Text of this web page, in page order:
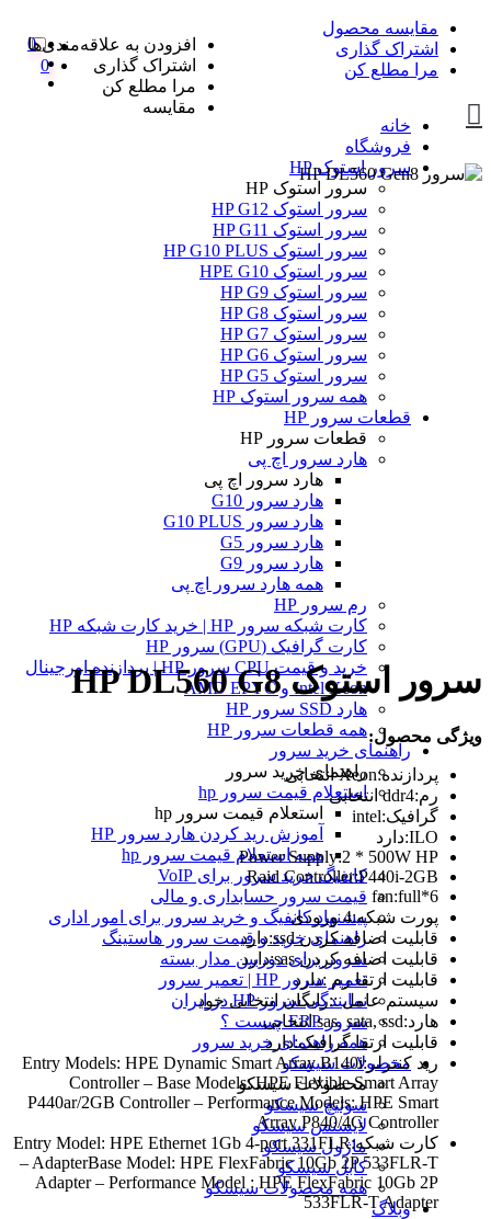
مقایسه محصول
اشتراک گذاری
مرا مطلع کن
0
0
خانه
فروشگاه
سرور استوک HP
سرور استوک HP
سرور استوک HP G12
سرور استوک HP G11
سرور استوک HP G10 PLUS
سرور استوک HPE G10
سرور استوک HP G9
سرور استوک HP G8
سرور استوک HP G7
سرور استوک HP G6
سرور استوک HP G5
همه سرور استوک HP
قطعات سرور HP
قطعات سرور HP
هارد سرور اچ پی
هارد سرور اچ پی
هارد سرور G10
هارد سرور G10 PLUS
هارد سرور G5
هارد سرور G9
همه هارد سرور اچ پی
رم سرور HP
کارت شبکه سرور HP | خرید کارت شبکه HP
کارت گرافیک (GPU) سرور HP
خرید و قیمت CPU سرور HP | پردازنده اورجینال
Intel Xeon و AMD EPYC
هارد SSD سرور HP
همه قطعات سرور HP
راهنمای خرید سرور
راهنمای خرید سرور
استعلام قیمت سرور hp
استعلام قیمت سرور hp
آموزش ريد كردن هارد سرور HP
همه استعلام قیمت سرور hp
کانفیگ خرید سرور برای VoIP
قیمت سرور حسابداری و مالی
پیشنهاد کانفیگ و خرید سرور برای امور اداری
راهنمای خرید و قیمت سرور هاستینگ
سرور برای دوربین مدار بسته
تعمیر سرور HP | تعمیر سرور
نمایندگی سرور HP در ایران
سرور ERP چیست ؟
همه راهنمای خرید سرور
محصولات سیسکو
محصولات سیسکو
سوئیچ سیسکو
لایسنس سیسکو
ماژول سیسکو
کابل سیسکو
همه محصولات سیسکو
وبلاگ
افزودن به علاقه‌مندی‌ها
اشتراک گذاری
مرا مطلع کن
مقایسه
سرور استوک HP DL560 G8
ویژگی محصول:
پردازنده:Xeon انتخابی
رم:ddr4 انتخابی
گرافیک:intel
ILO:دارد
Power Supply:2 * 500W HP
Raid Controller:P440i-2GB
fan:full*6
پورت شبکه:4 ورودی
قابلیت اضافه کردن ssd:دارد
قابلیت اضافه کردن sas:دارد
قابلیت ارتقا رم :دارد
سیستم عامل ::رایگان انتخابی خود
هارد:sas. sata, ssd انتخابی
قابلیت ارتقا گرافیک:دارد
رید کنترلر:Entry Models: HPE Dynamic Smart Array B140i
Controller – Base Models: HPE Flexible Smart Array
P440ar/2GB Controller – Performance Models: HPE Smart
Array P840/4G Controller
کارت شبکه:Entry Model: HPE Ethernet 1Gb 4-port 331FLR
– AdapterBase Model: HPE FlexFabric 10Gb 2P 533FLR-T
Adapter – Performance Model : HPE FlexFabric 10Gb 2P
533FLR-T Adapter